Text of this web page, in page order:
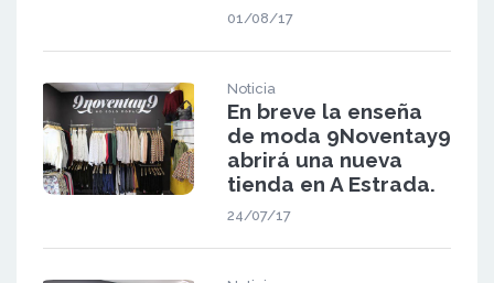
01/08/17
Noticia
En breve la enseña
de moda 9Noventay9
abrirá una nueva
tienda en A Estrada.
24/07/17